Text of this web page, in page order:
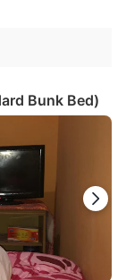
Bunk Bed)